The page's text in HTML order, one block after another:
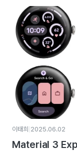
이태희 2025.06.02
Material 3